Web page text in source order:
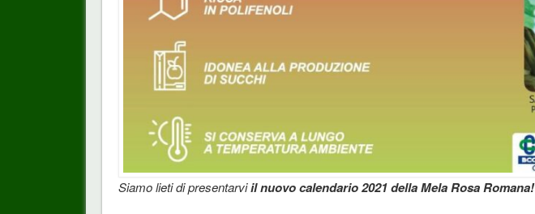
Siamo lieti di presentarviil nuovo calendario 2021 della Mela Rosa Romana!